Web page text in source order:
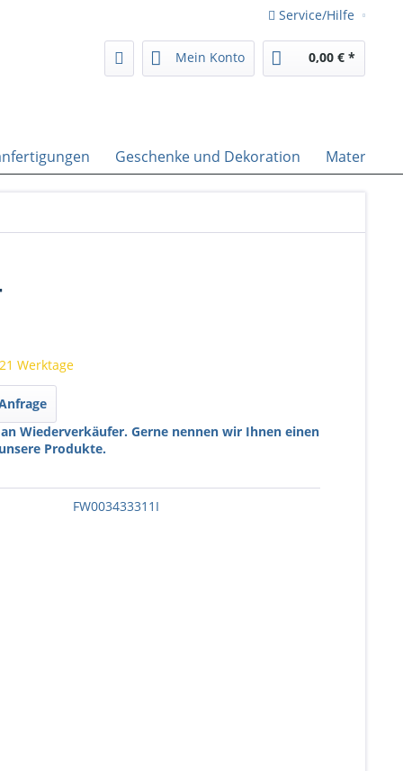
Service/Hilfe
Mein Konto 0,00 € *
Geschenke und Dekoration Material
Werktage
Wiederverkäufer. Gerne nennen wir Ihnen einen
Produkte.
FW003433311I